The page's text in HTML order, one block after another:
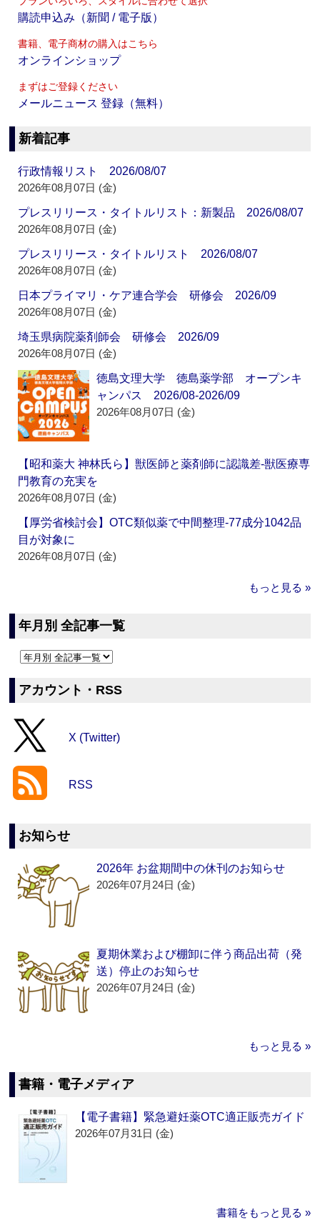
購読申込み（新聞 / 電子版）
書籍、電子商材の購入はこちら
オンラインショップ
まずはご登録ください
メールニュース 登録（無料）
新着記事
行政情報リスト 2026/08/07
2026年08月07日 (金)
プレスリリース・タイトルリスト：新製品 2026/08/07
2026年08月07日 (金)
プレスリリース・タイトルリスト 2026/08/07
2026年08月07日 (金)
日本プライマリ・ケア連合学会 研修会 2026/09
2026年08月07日 (金)
埼玉県病院薬剤師会 研修会 2026/09
2026年08月07日 (金)
徳島文理大学 徳島薬学部 オープンキ
ャンパス 2026/08-2026/09
2026年08月07日 (金)
【昭和薬大 神林氏ら】獣医師と薬剤師に認識差‐獣医療専
門教育の充実を
2026年08月07日 (金)
【厚労省検討会】OTC類似薬で中間整理‐77成分1042品
目が対象に
2026年08月07日 (金)
もっと見る »
年月別 全記事一覧
アカウント・RSS
X (Twitter)
RSS
お知らせ
2026年 お盆期間中の休刊のお知らせ
2026年07月24日 (金)
夏期休業および棚卸に伴う商品出荷（発
送）停止のお知らせ
2026年07月24日 (金)
もっと見る »
書籍・電子メディア
【電子書籍】緊急避妊薬OTC適正販売ガイド
2026年07月31日 (金)
書籍をもっと見る »